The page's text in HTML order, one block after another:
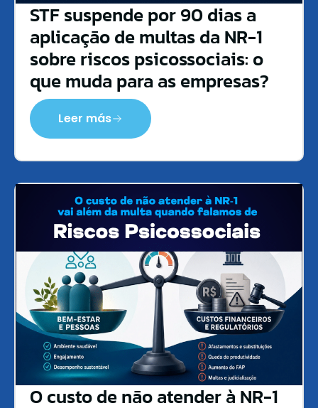
STF suspende por 90 dias a
aplicação de multas da NR-1
sobre riscos psicossociais: o
que muda para as empresas?
Leer más
O custo de não atender à NR-1